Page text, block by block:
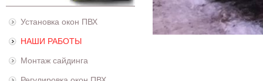
Установка окон ПВХ
НАШИ РАБОТЫ
Монтаж сайдинга